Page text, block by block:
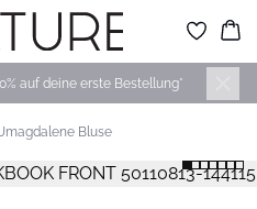
auf deine erste Bestellung*
Bluse